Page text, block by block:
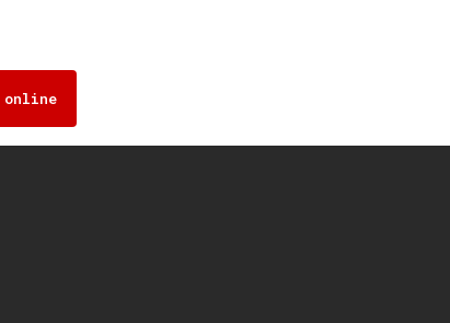
online